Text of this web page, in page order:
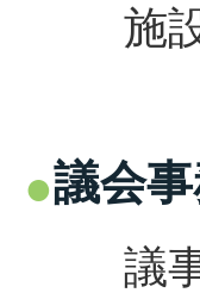
施設
議会
議